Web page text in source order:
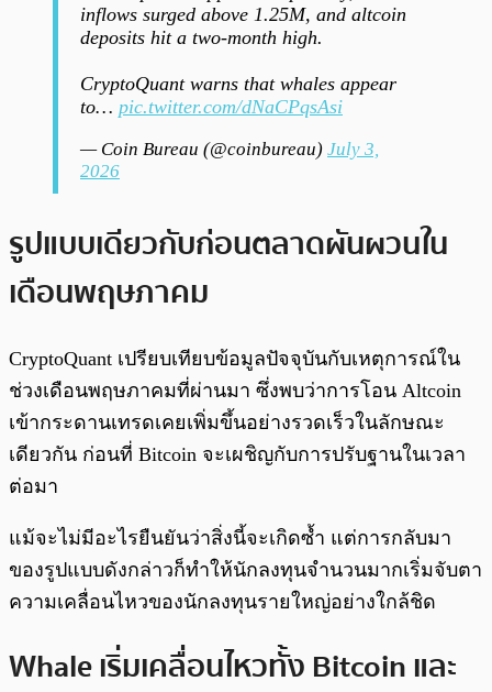
inflows surged above 1.25M, and altcoin
deposits hit a two-month high.
CryptoQuant warns that whales appear
to… pic.twitter.com/dNaCPqsAsi
— Coin Bureau (@coinbureau) July 3,
2026
รูปแบบเดียวกับก่อนตลาดผันผวนใน
เดือนพฤษภาคม
CryptoQuant เปรียบเทียบข้อมูลปัจจุบันกับเหตุการณ์ใน
ช่วงเดือนพฤษภาคมที่ผ่านมา ซึ่งพบว่าการโอน Altcoin
เข้ากระดานเทรดเคยเพิ่มขึ้นอย่างรวดเร็วในลักษณะ
เดียวกัน ก่อนที่ Bitcoin จะเผชิญกับการปรับฐานในเวลา
ต่อมา
แม้จะไม่มีอะไรยืนยันว่าสิ่งนี้จะเกิดซ้ำ แต่การกลับมา
ของรูปแบบดังกล่าวก็ทำให้นักลงทุนจำนวนมากเริ่มจับตา
ความเคลื่อนไหวของนักลงทุนรายใหญ่อย่างใกล้ชิด
Whale เริ่มเคลื่อนไหวทั้ง Bitcoin และ